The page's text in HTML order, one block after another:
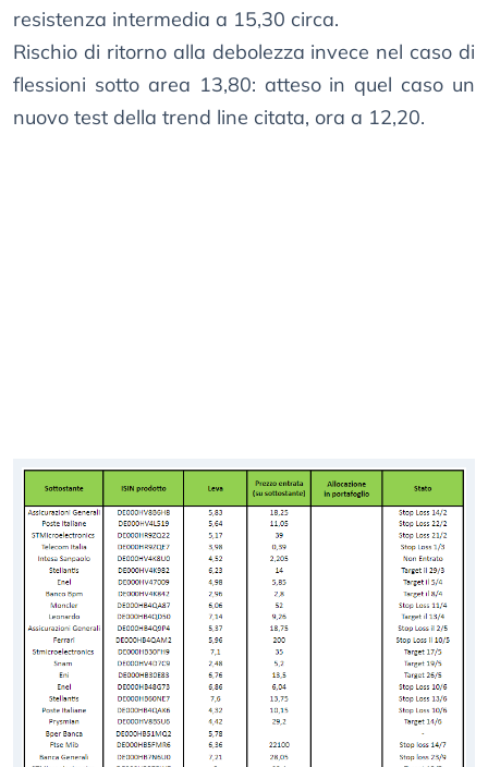
resistenza intermedia a 15,30 circa.
Rischio di ritorno alla debolezza invece nel caso di
flessioni sotto area 13,80: atteso in quel caso un
nuovo test della trend line citata, ora a 12,20.